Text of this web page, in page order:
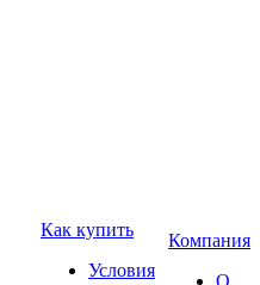
Как купить
Условия
Компания
О